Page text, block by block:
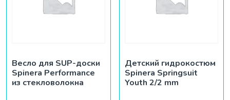
Весло для SUP-доски
Spinera Performance
из стекловолокна
Детский гидрокостюм
Spinera Springsuit
Youth 2/2 mm